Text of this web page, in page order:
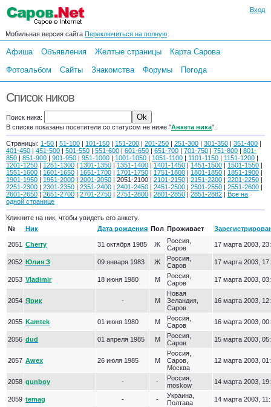
Вход
Мобильная версия сайта Переключиться на полную
Афиша Объявления Желтые страницы
Карта Сарова
Фотоальбом
Сайты Знакомства Форумы Погода
Список ников
Поиск ника:
В списке показаны посетители со статусом не ниже "Анкета ника".
Страницы: 1-50 | 51-100 | 101-150 | 151-200 | 201-250 | 251-300 | 301-350 | 351-400 |
401-450 | 451-500 | 501-550 | 551-600 | 601-650 | 651-700 | 701-750 | 751-800 | 801-
850 | 851-900 | 901-950 | 951-1000 | 1001-1050 | 1051-1100 | 1101-1150 | 1151-1200 |
1201-1250 | 1251-1300 | 1301-1350 | 1351-1400 | 1401-1450 | 1451-1500 | 1501-1550 |
1551-1600 | 1601-1650 | 1651-1700 | 1701-1750 | 1751-1800 | 1801-1850 | 1851-1900 |
1901-1950 | 1951-2000 | 2001-2050 | 2051-2100 | 2101-2150 | 2151-2200 | 2201-2250 |
2251-2300 | 2301-2350 | 2351-2400 | 2401-2450 | 2451-2500 | 2501-2550 | 2551-2600 |
2601-2650 | 2651-2700 | 2701-2750 | 2751-2800 | 2801-2850 | 2851-2882 | Все на
одной странице
Кликните на ник, чтобы увидеть его анкету.
№
Ник Дата рождения Пол Проживает
2051 Cherry 31 октября 1985 Ж
Россия,
Саров
17 марта 2003,
2052 Юлия З 09 января 1983 Ж
Россия,
Саров
17 марта 2003,
2053 Vladimir 18 июня 1980 М
Россия,
Саров
17 марта 2003,
2054 Ярик - М
Новая
Зеландия,
Саров
16 марта 2003,
2055 Kamtek 01 июня 1980 М
Россия,
Саров
16 марта 2003,
2056 dud 01 апреля 1985 М
Россия,
Саров
15 марта 2003,
2057 Awex 26 июля 1985 М
Россия,
Саров,
Москва
12 марта 2003,
2058 gunboy - -
Россия,
moskow
14 марта 2003,
2059 temag - -
Украина,
Полтава
14 марта 2003,